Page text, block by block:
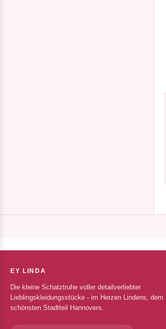
EY LINDA
Die kleine Schatztruhe voller detailverliebter
Lieblingskleidungsstücke - im Herzen Lindens, dem
schönsten Stadtteil Hannovers.